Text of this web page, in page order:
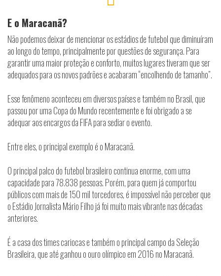
E o Maracanã?
Não podemos deixar de mencionar os estádios de futebol que diminuíram
ao longo do tempo, principalmente por questões de segurança. Para
garantir uma maior proteção e conforto, muitos lugares tiveram que ser
adequados para os novos padrões e acabaram “encolhendo de tamanho”.
Esse fenômeno aconteceu em diversos países e também no Brasil, que
passou por uma Copa do Mundo recentemente e foi obrigado a se
adequar aos encargos da FIFA para sediar o evento.
Entre eles, o principal exemplo é o Maracanã.
O principal palco do futebol brasileiro continua enorme, com uma
capacidade para 78.838 pessoas. Porém, para quem já comportou
públicos com mais de 150 mil torcedores, é impossível não perceber que
o Estádio Jornalista Mário Filho já foi muito mais vibrante nas décadas
anteriores.
É a casa dos times cariocas e também o principal campo da Seleção
Brasileira, que até ganhou o ouro olímpico em 2016 no Maracanã.